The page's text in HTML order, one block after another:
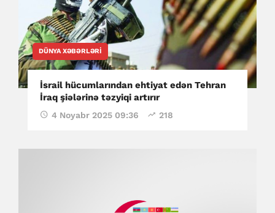
DÜNYA XƏBƏRLƏRI
İsrail hücumlarından ehtiyat edən Tehran
İraq şiələrinə təzyiqi artırır
4 Noyabr 2025 09:36 218